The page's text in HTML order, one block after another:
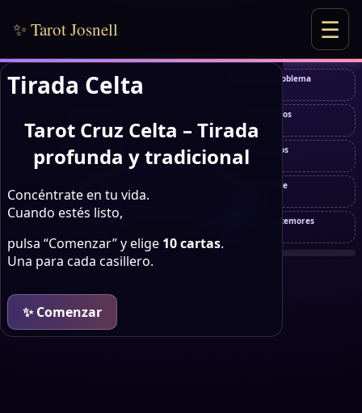
✨ Tarot Josnell
☰
Tirada Celta
Tarot Cruz Celta – Tirada
profunda y tradicional
Concéntrate en tu vida.
Cuando estés listo,
pulsa “Comenzar” y elige 10 cartas.
Una para cada casillero.
✨ Comenzar
Situación actual Origen del problema
Obstáculos
Camino a seguir Objetivos
Presente
Futuro Esperanzas y temores